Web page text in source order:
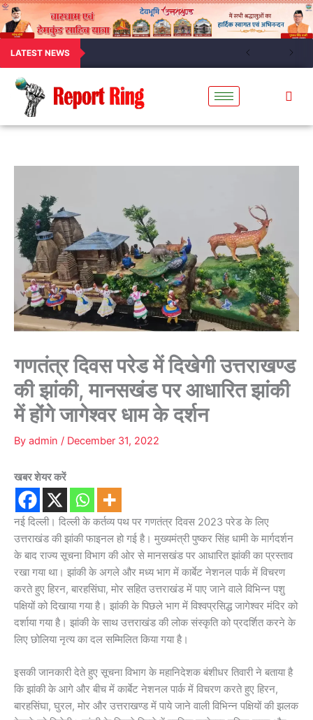
LATEST NEWS
गणतंत्र दिवस परेड में दिखेगी उत्तराखण्ड
की झांकी, मानसखंड पर आधारित झांकी
में होंगे जागेश्वर धाम के दर्शन
By admin / December 31, 2022
खबर शेयर करें
नई दिल्ली। दिल्ली के कर्तव्य पथ पर गणतंत्र दिवस 2023 परेड के लिए
उत्तराखंड की झांकी फाइनल हो गई है। मुख्यमंत्री पुष्कर सिंह धामी के मार्गदर्शन
के बाद राज्य सूचना विभाग की ओर से मानसखंड पर आधारित झांकी का प्रस्ताव
रखा गया था। झांकी के अगले और मध्य भाग में कार्बेट नेशनल पार्क में विचरण
करते हुए हिरन, बारहसिंघा, मोर सहित उत्तराखंड में पाए जाने वाले विभिन्न पशु
पक्षियों को दिखाया गया है। झांकी के पिछले भाग में विश्वप्रसिद्ध जागेश्वर मंदिर को
दर्शाया गया है। झांकी के साथ उत्तराखंड की लोक संस्कृति को प्रदर्शित करने के
लिए छोलिया नृत्य का दल सम्मिलित किया गया है।
इसकी जानकारी देते हुए सूचना विभाग के महानिदेशक बंशीधर तिवारी ने बताया है
कि झांकी के आगे और बीच में कार्बेट नेशनल पार्क में विचरण करते हुए हिरन,
बारहसिंघा, घुरल, मोर और उत्तराखण्ड में पाये जाने वाली विभिन्न पक्षियों की झलक